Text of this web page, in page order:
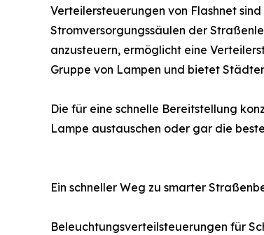
Verteilersteuerungen von Flashnet
Stromversorgungssäulen der
anzusteuern, ermöglicht eine
Gruppe von Lampen und bietet
Die für eine schnelle Bereitstellung
Lampe austauschen oder gar die
Ein schneller Weg zu smarter
Beleuchtungsverteilsteuerungen für